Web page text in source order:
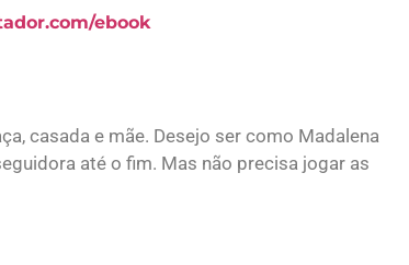
ebook
casada e mãe. Desejo ser como Madalena
até o fim. Mas não precisa jogar as